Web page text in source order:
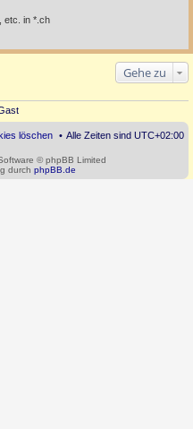
etc. in *.ch
Gehe zu
Alle Zeiten sind UTC+02:00
löschen
© phpBB Limited
durch phpBB.de